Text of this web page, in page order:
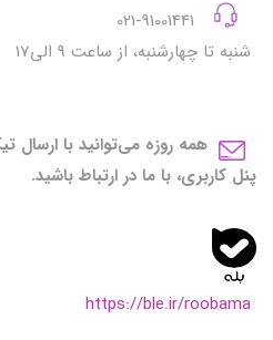
شنبه تا چهارشنبه، از ساعت 9 الی17
همه روزه می‌توانید با
پنل کاربری، با ما در ارتباط باشید.
https://ble.ir/roobama